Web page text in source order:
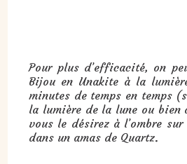
Pour plus d’efficacité, on
Bijou en Unakite à la
minutes de temps en temps
la lumière de la lune ou bien
vous le désirez à l’ombre
dans un amas de Quartz.